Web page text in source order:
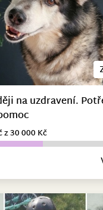
na uzdravení.
z 30 000 Kč